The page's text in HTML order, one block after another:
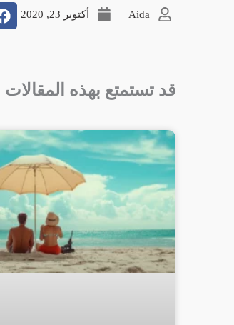
Aida أكتوبر 23, 2020
قد تستمتع بهذه المقالات